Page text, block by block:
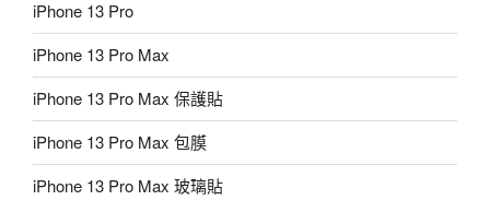
iPhone 13 Pro
iPhone 13 Pro Max
iPhone 13 Pro Max 保護貼
iPhone 13 Pro Max 包膜
iPhone 13 Pro Max 玻璃貼